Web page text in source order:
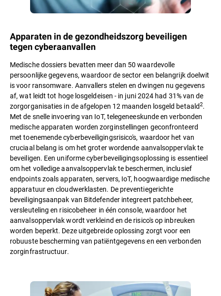
Apparaten in de gezondheidszorg beveiligen
tegen cyberaanvallen
Medische dossiers bevatten meer dan 50 waardevolle
persoonlijke gegevens, waardoor de sector een belangrijk doelwit
is voor ransomware. Aanvallers stelen en dwingen nu gegevens
af, wat leidt tot hoge losgeldeisen - in juni 2024 had 31% van de
zorgorganisaties in de afgelopen 12 maanden losgeld betaald2.
Met de snelle invoering van IoT, telegeneeskunde en verbonden
medische apparaten worden zorginstellingen geconfronteerd
met toenemende cyberbeveiligingsrisico's, waardoor het van
cruciaal belang is om het groter wordende aanvalsoppervlak te
beveiligen. Een uniforme cyberbeveiligingsoplossing is essentieel
om het volledige aanvalsoppervlak te beschermen, inclusief
endpoints zoals apparaten, servers, IoT, hoogwaardige medische
apparatuur en cloudwerklasten. De preventiegerichte
beveiligingsaanpak van Bitdefender integreert patchbeheer,
versleuteling en risicobeheer in één console, waardoor het
aanvalsoppervlak wordt verkleind en de risico's op inbreuken
worden beperkt. Deze uitgebreide oplossing zorgt voor een
robuuste bescherming van patiëntgegevens en een verbonden
zorginfrastructuur.